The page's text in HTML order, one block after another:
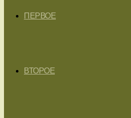
ПЕРВОЕ
ВТОРОЕ